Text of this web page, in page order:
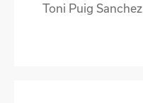
Toni Puig Sanchez